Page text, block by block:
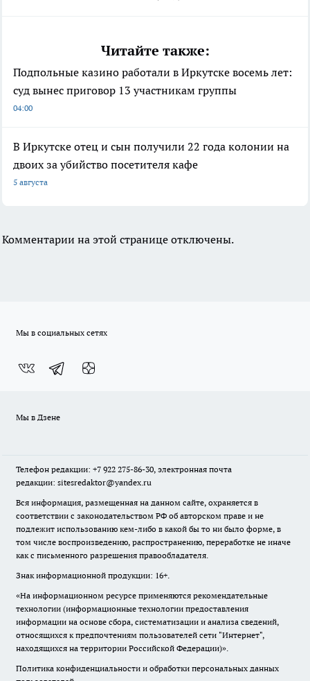
Читайте также:
Подпольные казино работали в Иркутске восемь лет:
суд вынес приговор 13 участникам группы
04:00
В Иркутске отец и сын получили 22 года колонии на
двоих за убийство посетителя кафе
5 августа
Комментарии на этой странице отключены.
Мы в социальных сетях
Мы в Дзене
Телефон редакции: +7 922 275-86-30, электронная почта
редакции: sitesredaktor@yandex.ru
Вся информация, размещенная на данном сайте, охраняется в
соответствии с законодательством РФ об авторском праве и не
подлежит использованию кем-либо в какой бы то ни было форме, в
том числе воспроизведению, распространению, переработке не иначе
как с письменного разрешения правообладателя.
Знак информационной продукции: 16+.
«На информационном ресурсе применяются рекомендательные
технологии (информационные технологии предоставления
информации на основе сбора, систематизации и анализа сведений,
относящихся к предпочтениям пользователей сети "Интернет",
находящихся на территории Российской Федерации)».
Политика конфиденциальности и обработки персональных данных